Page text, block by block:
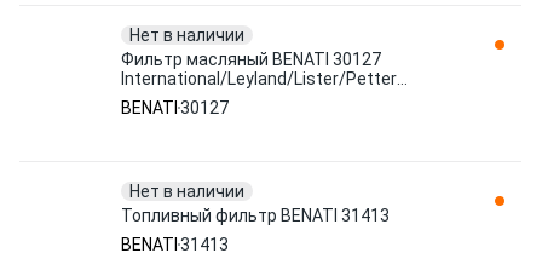
Нет в наличии
Фильтр масляный BENATI 30127
International/Leyland/Lister/Petter
Engines
BENATI 30127
Нет в наличии
Топливный фильтр BENATI 31413
BENATI 31413